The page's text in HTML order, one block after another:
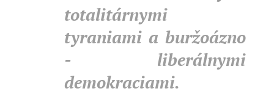
totalitárnymi
tyraniami a buržoázno
- liberálnymi
demokraciami.